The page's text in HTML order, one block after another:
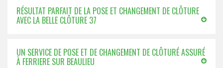
RÉSULTAT PARFAIT DE LA POSE ET CHANGEMENT DE CLÔTURE
AVEC LA BELLE CLÔTURE 37
UN SERVICE DE POSE ET DE CHANGEMENT DE CLÔTURÉ ASSURÉ
À FERRIERE SUR BEAULIEU